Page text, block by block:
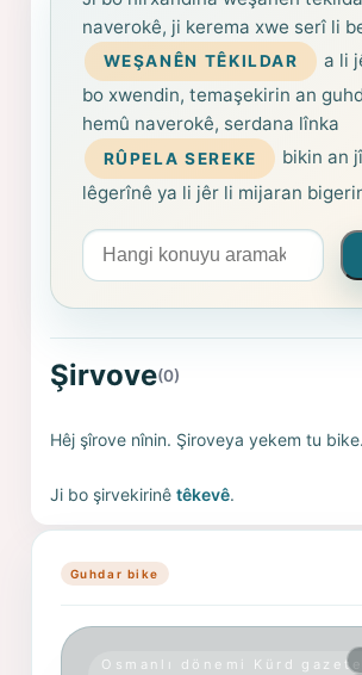
naverokê, ji kerema xwe serî li
WEŞANÊN TÊKILDAR
a li
bo xwendin, temaşekirin an
hemû naverokê, serdana lînka
RÛPELA SEREKE
bikin an
lêgerînê ya li jêr li mijaran
Arama yapın
Şirvove(0)
Hêj şîrove nînin. Şiroveya yekem tu bike.
Ji bo şirvekirinêtêkevê.
Guhdar bike
Osmanlı dönemi Kürd